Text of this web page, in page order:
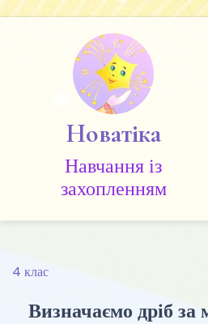
Skip
Новатіка
Навчання із
захопленням
4 клас
Визначаємо дріб